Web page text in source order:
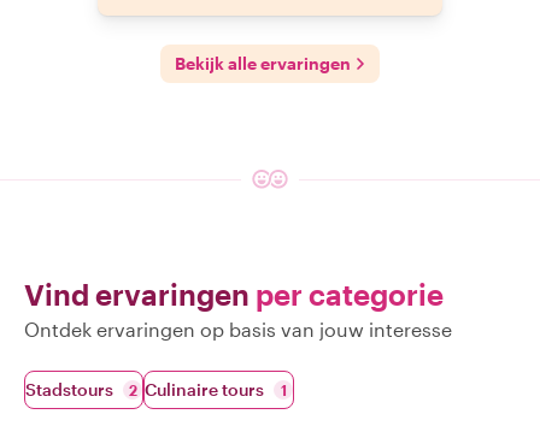
Bekijk alle ervaringen
Vind ervaringen per categorie
Ontdek ervaringen op basis van jouw interesse
Stadstours 2 Culinaire tours 1